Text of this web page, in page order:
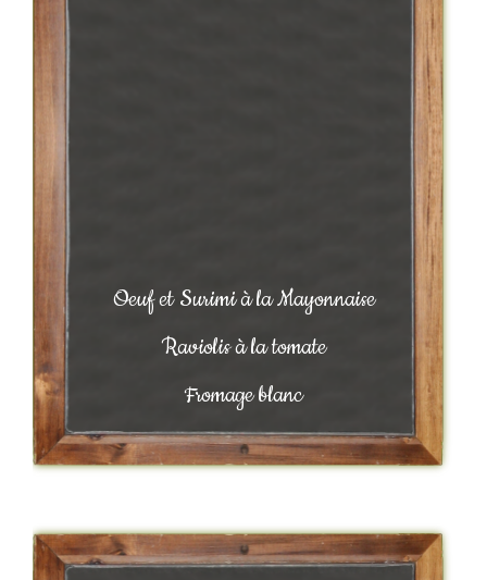
Oeuf et Surimi à la Mayonnaise
Raviolis à la tomate
Fromage blanc